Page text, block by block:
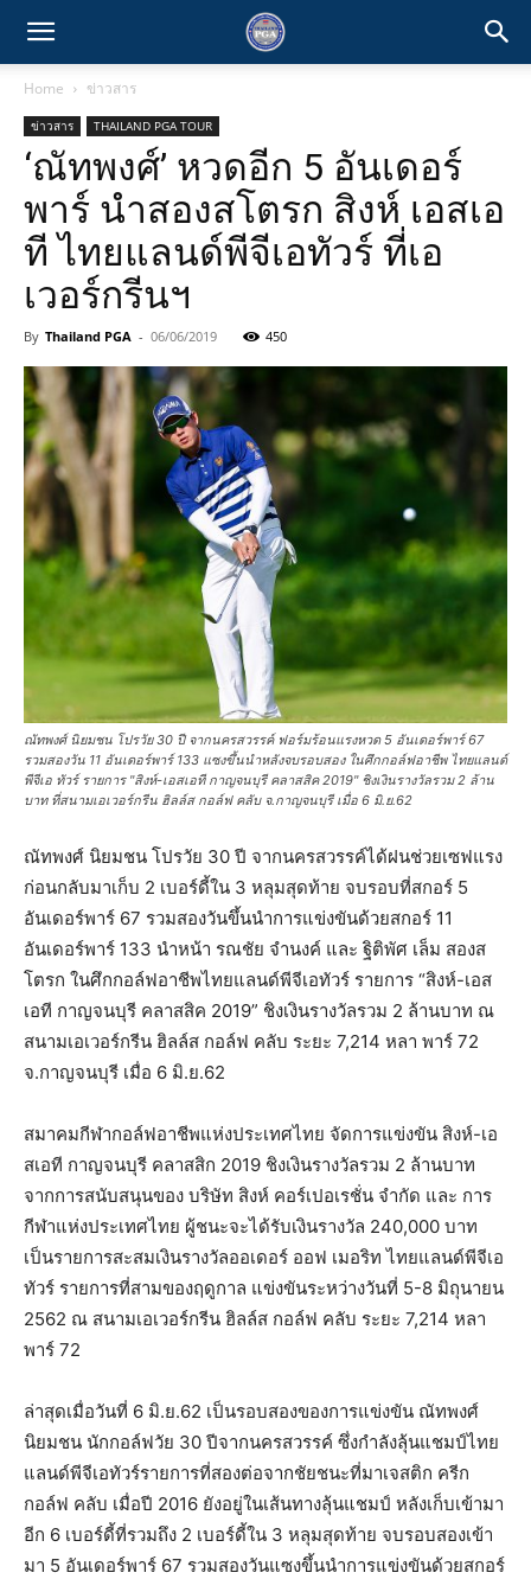
Home ข่าวสาร
ข่าวสาร THAILAND PGA TOUR
‘ณัทพงศ์’ หวดอีก 5 อันเดอร์
พาร์ นำสองสโตรก สิงห์ เอสเอ
ที ไทยแลนด์พีจีเอทัวร์ ที่เอ
เวอร์กรีนฯ
By Thailand PGA - 06/06/2019 450
ณัทพงศ์ นิยมชน โปรวัย 30 ปี จากนครสวรรค์ ฟอร์มร้อนแรงหวด 5 อันเดอร์พาร์ 67
รวมสองวัน 11 อันเดอร์พาร์ 133 แซงขึ้นนำหลังจบรอบสอง ในศึกกอล์ฟอาชีพ ไทยแลนด์
พีจีเอ ทัวร์ รายการ "สิงห์-เอสเอที กาญจนบุรี คลาสสิค 2019" ชิงเงินรางวัลรวม 2 ล้าน
บาท ที่สนามเอเวอร์กรีน ฮิลล์ส กอล์ฟ คลับ จ.กาญจนบุรี เมื่อ 6 มิ.ย.62
ณัทพงศ์ นิยมชน โปรวัย 30 ปี จากนครสวรรค์ได้ฝนช่วยเซฟแรง
ก่อนกลับมาเก็บ 2 เบอร์ดี้ใน 3 หลุมสุดท้าย จบรอบที่สกอร์ 5
อันเดอร์พาร์ 67 รวมสองวันขึ้นนำการแข่งขันด้วยสกอร์ 11
อันเดอร์พาร์ 133 นำหน้า รณชัย จำนงค์ และ ฐิติพัศ เล็ม สองส
โตรก ในศึกกอล์ฟอาชีพไทยแลนด์พีจีเอทัวร์ รายการ “สิงห์-เอส
เอที กาญจนบุรี คลาสสิค 2019” ชิงเงินรางวัลรวม 2 ล้านบาท ณ
สนามเอเวอร์กรีน ฮิลล์ส กอล์ฟ คลับ ระยะ 7,214 หลา พาร์ 72
จ.กาญจนบุรี เมื่อ 6 มิ.ย.62
สมาคมกีฬากอล์ฟอาชีพแห่งประเทศไทย จัดการแข่งขัน สิงห์-เอ
สเอที กาญจนบุรี คลาสสิก 2019 ชิงเงินรางวัลรวม 2 ล้านบาท
จากการสนับสนุนของ บริษัท สิงห์ คอร์เปอเรชั่น จำกัด และ การ
กีฬาแห่งประเทศไทย ผู้ชนะจะได้รับเงินรางวัล 240,000 บาท
เป็นรายการสะสมเงินรางวัลออเดอร์ ออฟ เมอริท ไทยแลนด์พีจีเอ
ทัวร์ รายการที่สามของฤดูกาล แข่งขันระหว่างวันที่ 5-8 มิถุนายน
2562 ณ สนามเอเวอร์กรีน ฮิลล์ส กอล์ฟ คลับ ระยะ 7,214 หลา
พาร์ 72
ล่าสุดเมื่อวันที่ 6 มิ.ย.62 เป็นรอบสองของการแข่งขัน ณัทพงศ์
นิยมชน นักกอล์ฟวัย 30 ปีจากนครสวรรค์ ซึ่งกำลังลุ้นแชมป์ไทย
แลนด์พีจีเอทัวร์รายการที่สองต่อจากชัยชนะที่มาเจสติก ครีก
กอล์ฟ คลับ เมื่อปี 2016 ยังอยู่ในเส้นทางลุ้นแชมป์ หลังเก็บเข้ามา
อีก 6 เบอร์ดี้ที่รวมถึง 2 เบอร์ดี้ใน 3 หลุมสุดท้าย จบรอบสองเข้า
มา 5 อันเดอร์พาร์ 67 รวมสองวันแซงขึ้นนำการแข่งขันด้วยสกอร์